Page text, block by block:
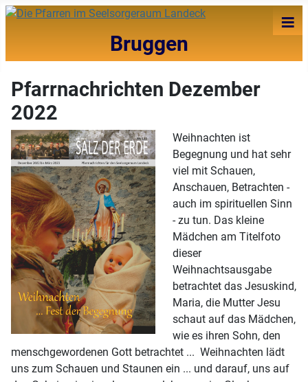
Bruggen
≡
Pfarrnachrichten Dezember
2022
Weihnachten ist
Begegnung und hat sehr
viel mit Schauen,
Anschauen, Betrachten -
auch im spirituellen Sinn
- zu tun. Das kleine
Mädchen am Titelfoto
dieser
Weihnachtsausgabe
betrachtet das Jesuskind,
Maria, die Mutter Jesu
schaut auf das Mädchen,
wie es ihren Sohn, den
menschgewordenen Gott betrachtet ... Weihnachten lädt
uns zum Schauen und Staunen ein ... und darauf, uns auf